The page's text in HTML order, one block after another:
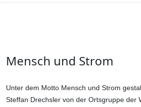
Mensch und Strom
Unter dem Motto Mensch und Strom
Steffan Drechsler von der Ortsgruppe der